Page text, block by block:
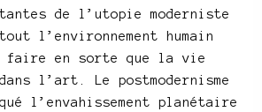
de l’utopie moderniste
l’environnement humain
en sorte que la vie
l’art. Le postmodernisme
l’envahissement planétaire